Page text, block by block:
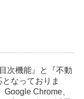
次機能』と『不動
なっておりま
Chrome、